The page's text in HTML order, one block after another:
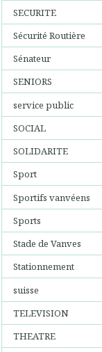
SECURITE
Sécurité Routière
Sénateur
SENIORS
service public
SOCIAL
SOLIDARITE
Sport
Sportifs vanvéens
Sports
Stade de Vanves
Stationnement
suisse
TELEVISION
THEATRE